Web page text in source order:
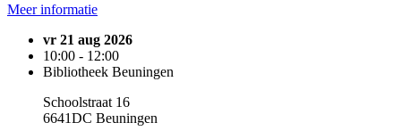
Meer informatie
vr 21 aug 2026
10:00 - 12:00
Bibliotheek Beuningen
Schoolstraat 16
6641DC Beuningen